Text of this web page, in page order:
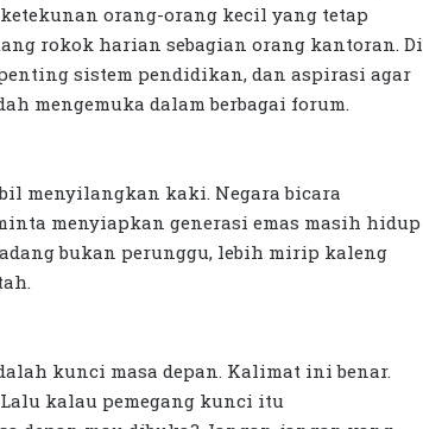
orang-orang kecil yang tetap
rokok harian sebagian orang kantoran. Di
sistem pendidikan, dan aspirasi agar
mengemuka dalam berbagai forum.
menyilangkan kaki. Negara bicara
menyiapkan generasi emas masih hidup
bukan perunggu, lebih mirip kaleng
kunci masa depan. Kalimat ini benar.
kalau pemegang kunci itu